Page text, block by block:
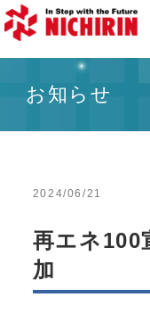
お知らせ
2024/06/21
再エネ
加